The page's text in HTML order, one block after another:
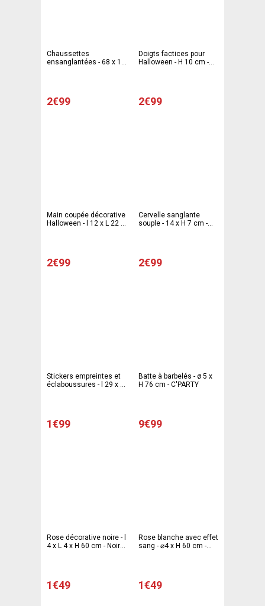
Chaussettes
ensanglantées - 68 x 10
2€99
Doigts factices pour
Halloween - H 10 cm -
2€99
Main coupée décorative
Halloween - l 12 x L 22 x
2€99
Cervelle sanglante
souple - 14 x H 7 cm -
2€99
Stickers empreintes et
éclaboussures - l 29 x L
1€99
Batte à barbelés - ø 5 x
H 76 cm - C'PARTY
9€99
Rose décorative noire - l
4 x L 4 x H 60 cm - Noir -
1€49
Rose blanche avec effet
sang - ⌀4 x H 60 cm -
1€49